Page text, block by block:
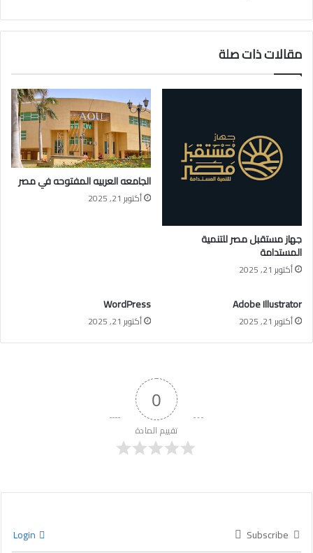
مقالات ذات صلة
جهاز مستقبل مصر للتنمية
المستدامة
أكتوبر 21, 2025
الجامعه العربيه المفتوحه في مصر
أكتوبر 21, 2025
Adobe Illustrator
أكتوبر 21, 2025
WordPress
أكتوبر 21, 2025
0
تقييم المادة
Subscribe